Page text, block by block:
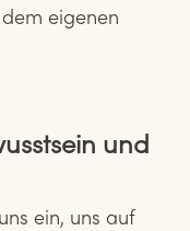
eigenen
und
ein, uns auf